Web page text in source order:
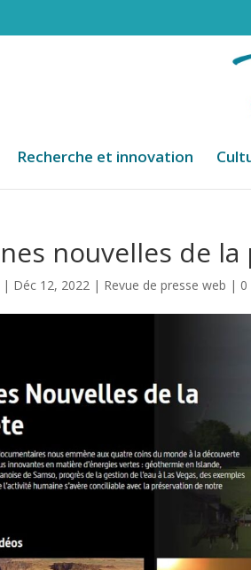
Recherche et innovation
nouvelles de la
| Déc 12, 2022 | Revue de presse web |